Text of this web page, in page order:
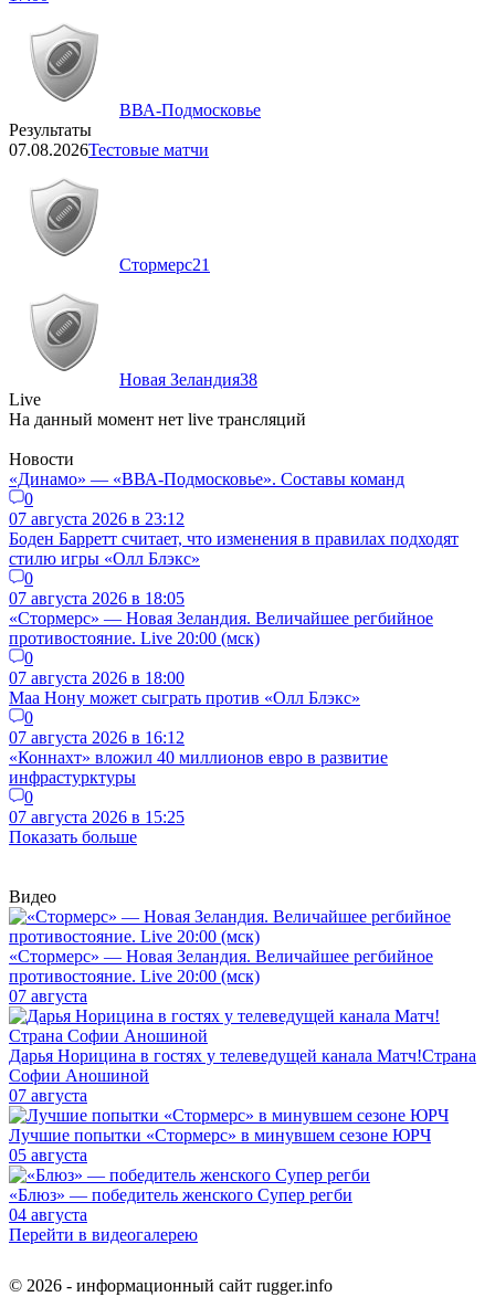
ВВА-Подмосковье
Результаты
07.08.2026Тестовые матчи
Стормерс21
Новая Зеландия38
Live
На данный момент нет live трансляций
Новости
«Динамо» — «ВВА-Подмосковье». Составы команд
0
07 августа 2026 в 23:12
Боден Барретт считает, что изменения в правилах подходят
стилю игры «Олл Блэкс»
0
07 августа 2026 в 18:05
«Стормерс» — Новая Зеландия. Величайшее регбийное
противостояние. Live 20:00 (мск)
0
07 августа 2026 в 18:00
Маа Нону может сыграть против «Олл Блэкс»
0
07 августа 2026 в 16:12
«Коннахт» вложил 40 миллионов евро в развитие
инфрастурктуры
0
07 августа 2026 в 15:25
Показать больше
Видео
«Стормерс» — Новая Зеландия. Величайшее регбийное
противостояние. Live 20:00 (мск)
07 августа
Дарья Норицина в гостях у телеведущей канала Матч!Страна
Софии Аношиной
07 августа
Лучшие попытки «Стормерс» в минувшем сезоне ЮРЧ
05 августа
«Блюз» — победитель женского Супер регби
04 августа
Перейти в видеогалерею
© 2026 - информационный сайт rugger.info